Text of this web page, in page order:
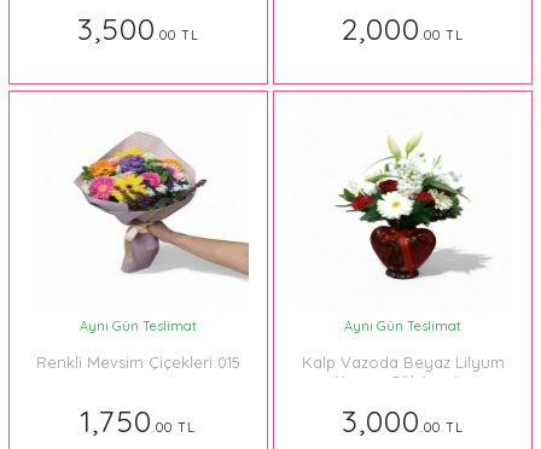
3,500.00 TL 2,000.00 TL
Aynı Gün Teslimat
Renkli Mevsim Çiçekleri 015
1,750.00 TL
Aynı Gün Teslimat
Kalp Vazoda Beyaz Lilyum
ve Kırmızı Gül Aranjmanı
3,000.00 TL